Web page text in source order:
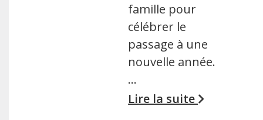
famille pour
célébrer le
passage à une
nouvelle année.
…
Lire la suite